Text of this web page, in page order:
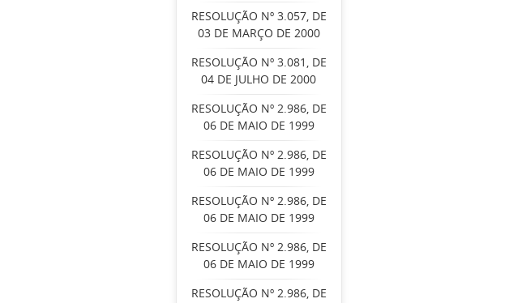
RESOLUÇÃO Nº 3.057, DE
03 DE MARÇO DE 2000
RESOLUÇÃO Nº 3.081, DE
04 DE JULHO DE 2000
RESOLUÇÃO Nº 2.986, DE
06 DE MAIO DE 1999
RESOLUÇÃO Nº 2.986, DE
06 DE MAIO DE 1999
RESOLUÇÃO Nº 2.986, DE
06 DE MAIO DE 1999
RESOLUÇÃO Nº 2.986, DE
06 DE MAIO DE 1999
RESOLUÇÃO Nº 2.986, DE